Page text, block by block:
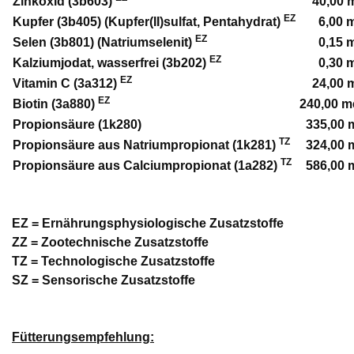
Kupfer (3b405) (Kupfer(II)sulfat, Pentahydrat) EZ
6,00
Selen (3b801) (Natriumselenit) EZ
0,15
Kalziumjodat, wasserfrei (3b202) EZ
0,30
Vitamin C (3a312) EZ
24,00
Biotin (3a880) EZ
240,00
Propionsäure (1k280)
335,00
Propionsäure aus Natriumpropionat (1k281) TZ
324,00
Propionsäure aus Calciumpropionat (1a282) TZ 586,00
EZ = Ernährungsphysiologische Zusatzstoffe
ZZ = Zootechnische Zusatzstoffe
TZ = Technologische Zusatzstoffe
SZ = Sensorische Zusatzstoffe
Fütterungsempfehlung: